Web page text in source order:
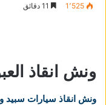
1٬525
ونش انقاذ
ونش انقاذ سيارات سبيد